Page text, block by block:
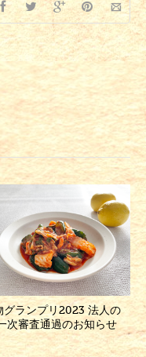
グランプリ2023 法人の
次審査通過のお知らせ